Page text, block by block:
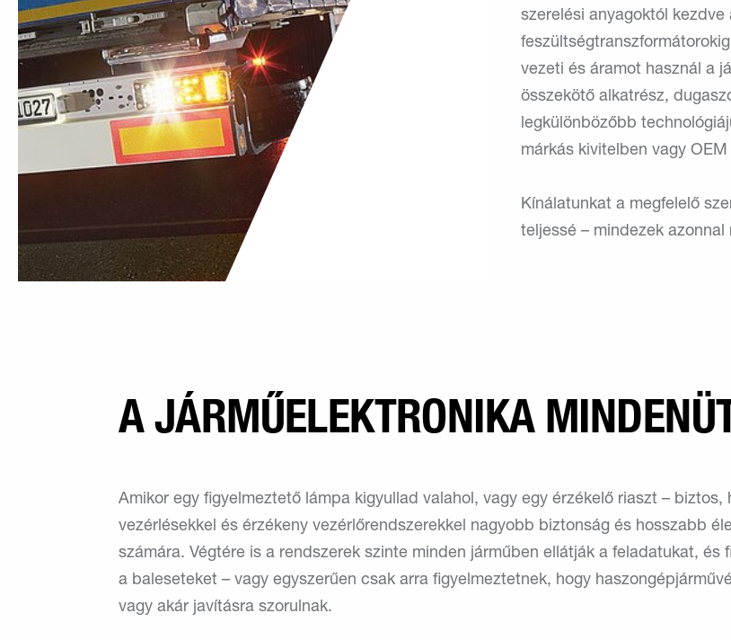
szerelési anyagoktól
vezeti és áramot használ a
összekötő alkatrész,
legkülönbözőbb
márkás kivitelben vagy
Kínálatunkat a megfelelő
teljessé – mindezek
A JÁRMŰELEKTRONIKA
Amikor egy figyelmeztető lámpa kigyullad valahol, vagy egy érzékelő riaszt –
vezérlésekkel és érzékeny vezérlőrendszerekkel nagyobb biztonság és hosszabb
számára. Végtére is a rendszerek szinte minden járműben ellátják a feladatukat, és
a baleseteket – vagy egyszerűen csak arra figyelmeztetnek, hogy
vagy akár javításra szorulnak.